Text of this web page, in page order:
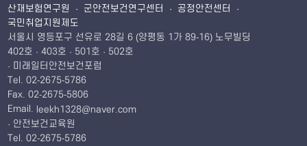
산재보험연구원 · 군안전보건연구센터 · 공정안전센터 ·
국민취업지원제도
서울시 영등포구 선유로 28길 6 (양평동 1가 89-16) 노무빌딩
402호 · 403호 · 501호 · 502호
· 미래일터안전보건포럼
Tel. 02-2675-5786
Fax. 02-2675-5806
Email. leekh1328@naver.com
· 안전보건교육원
Tel. 02-2675-5786